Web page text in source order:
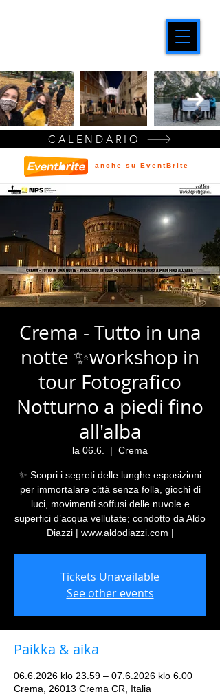
Crema - Tutto in una
notte ✨workshop in
tour Fotografico
Notturno a piedi fino
all'alba
la 06.6.
  |
Crema
✨ Scopri i segreti delle lunghe esposizioni
per immortalare città senza folla, giochi di
luci, movimenti soffusi delle nuvole e
superfici d’acqua vellutate; condotto da Aldo
Diazzi | www.aldodiazzi.com |
Tickets Unavailable
See other events
Paikka & aika
06.6.2026 klo 23.59 – 07.6.2026 klo 6.00
Crema, 26013 Crema CR, Italia
CALENDARIO
anche su EventBrite